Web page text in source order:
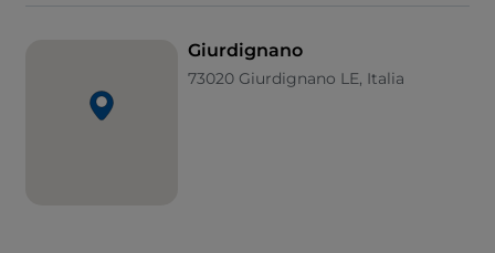
impersonano i santi guidati da San Giuseppe che dà
Giurdignano
73020 Giurdignano LE, Italia